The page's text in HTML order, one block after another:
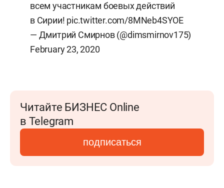
всем участникам боевых действий
в Сирии! pic.twitter.com/8MNeb4SYOE
— Дмитрий Смирнов (@dimsmirnov175)
February 23, 2020
Читайте БИЗНЕС Online
в Telegram
подписаться